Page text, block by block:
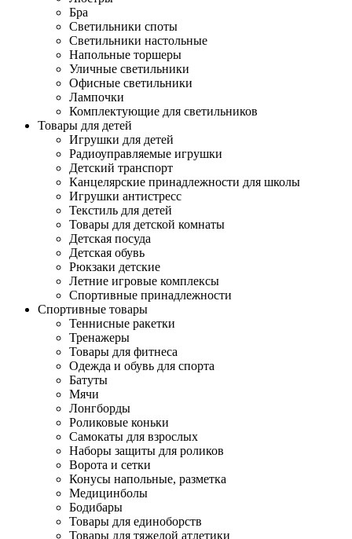
Бра
Светильники споты
Светильники настольные
Напольные торшеры
Уличные светильники
Офисные светильники
Лампочки
Комплектующие для светильников
Товары для детей
Игрушки для детей
Радиоуправляемые игрушки
Детский транспорт
Канцелярские принадлежности для школы
Игрушки антистресс
Текстиль для детей
Товары для детской комнаты
Детская посуда
Детская обувь
Рюкзаки детские
Летние игровые комплексы
Спортивные принадлежности
Спортивные товары
Теннисные ракетки
Тренажеры
Товары для фитнеса
Одежда и обувь для спорта
Батуты
Мячи
Лонгборды
Роликовые коньки
Самокаты для взрослых
Наборы защиты для роликов
Ворота и сетки
Конусы напольные, разметка
Медицинболы
Бодибары
Товары для единоборств
Товары для тяжелой атлетики